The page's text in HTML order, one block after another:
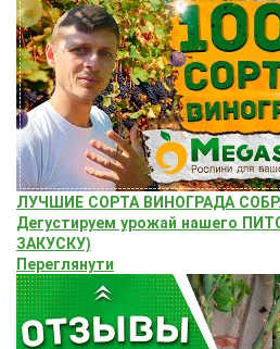
ЛУЧШИЕ СОРТА ВИНОГРАДА
Дегустируем урожай нашего
ЗАКУСКУ)
Переглянути